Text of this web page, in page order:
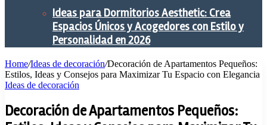
Ideas para Dormitorios Aesthetic: Crea
Espacios Únicos y Acogedores con Estilo y
Personalidad en 2026
Home/Ideas de decoración/Decoración de Apartamentos Pequeños:
Estilos, Ideas y Consejos para Maximizar Tu Espacio con Elegancia
Ideas de decoración
Decoración de Apartamentos Pequeños: